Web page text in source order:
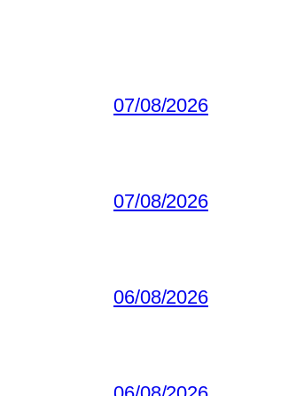
07/08/2026
07/08/2026
06/08/2026